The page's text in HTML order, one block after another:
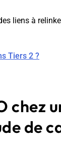
liens à
Tiers 2 ?
chez
de